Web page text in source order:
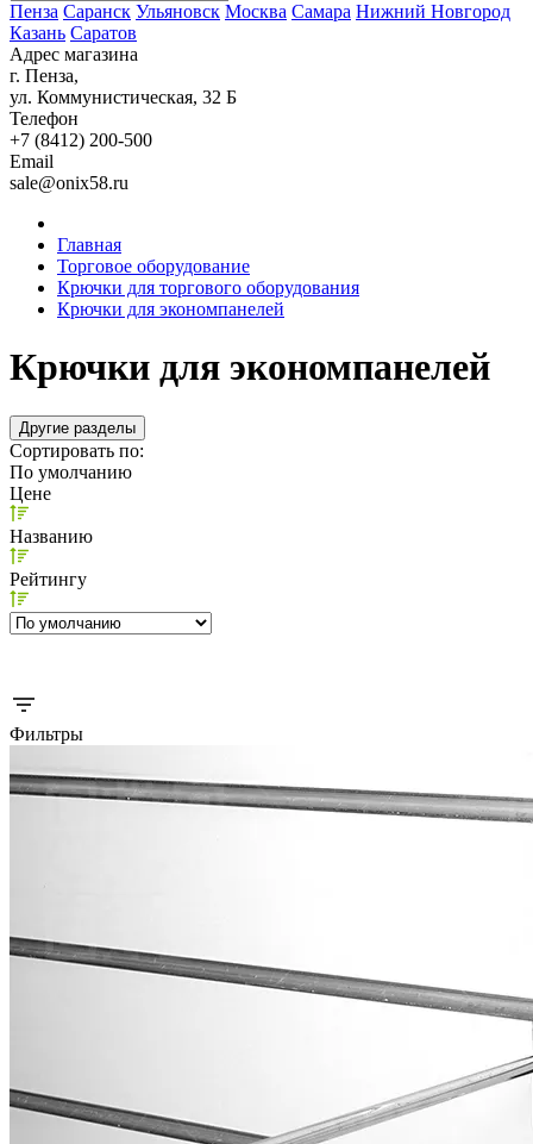
Пенза Саранск Ульяновск Москва Самара Нижний Новгород
Казань Саратов
Адрес магазина
г. Пенза,
ул. Коммунистическая, 32 Б
Телефон
+7 (8412) 200-500
Email
sale@onix58.ru
Главная
Торговое оборудование
Крючки для торгового оборудования
Крючки для экономпанелей
Крючки для экономпанелей
Другие разделы
Сортировать по:
По умолчанию
Цене
Названию
Рейтингу
Фильтры